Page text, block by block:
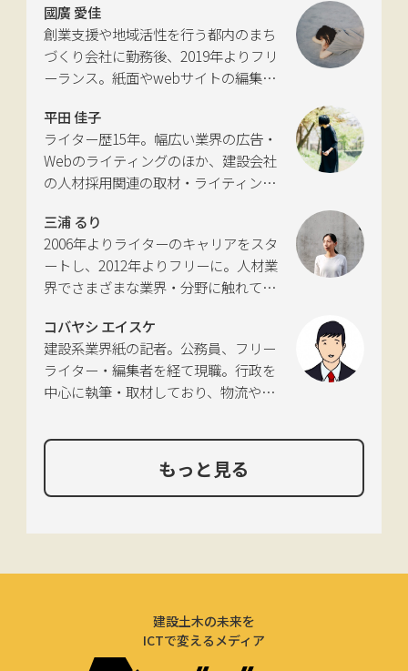
新聞社モビリティビジネス専門誌
『LIGARE』初代編集長を経て、2013年
に独立。国土交通省の「自転車の活用
推進に向けた有識者会議」、「交通政
共交通部会」、「MaaS関連データ検
討会」、SIP第2期自動運転（システム
とサービスの拡張）ピアレビュー委員
会などの委員を歴任。
國廣 愛佳
創業支援や地域活性を行う都内のまち
づくり会社に勤務後、2019年よりフリ
ーランス。紙面やwebサイトの編集、
どの執筆を中心に、ジャンルを問わず
活動。四国にある築100年の実家をど
う生かすかが長年の悩み。
平田 佳子
ライター歴15年。幅広い業界の広告・
Webのライティングのほか、建設会社
の人材採用関連の取材・ライティング
仕事をしていたため、小さな頃から憧
れあり。
三浦 るり
2006年よりライターのキャリアをスタ
ートし、2012年よりフリーに。人材業
界でさまざまな業界・分野に触れてき
を手掛ける。現在は特に建築や不動
産、さらにはDX分野を探究中。
コバヤシ エイスケ
建設系業界紙の記者。公務員、フリー
ライター・編集者を経て現職。行政を
中心に執筆・取材しており、物流や環
もっと見る
建設土木の未来を
ICTで変えるメディア